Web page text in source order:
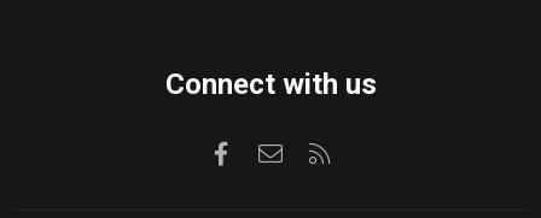
Connect with us
FacebookKontaktirajte nas